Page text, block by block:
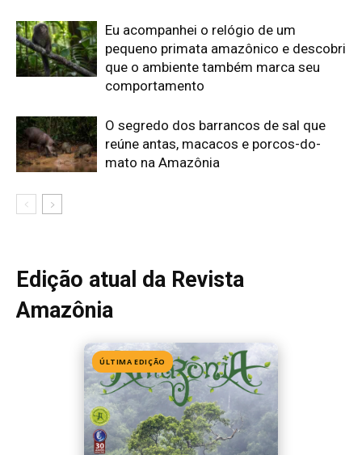
Edição atual da Revista
Amazônia
ÚLTIMA EDIÇÃO
Edição 155· Julho 2026
📖 Ler agora